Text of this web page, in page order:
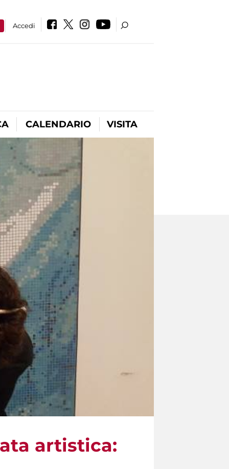
Accedi
CALENDARIO VISITA
artistica: